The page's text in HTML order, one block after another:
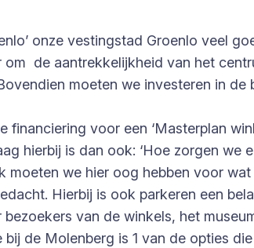
onze vestingstad Groenlo veel
de aantrekkelijkheid van het
moeten we investeren in de
voor een ‘Masterplan
hierbij is dan ook: ‘Hoe zorgen we
moeten we hier oog hebben voor
Hierbij is ook parkeren een
van de winkels, het
de Molenberg is 1 van de opties